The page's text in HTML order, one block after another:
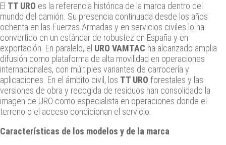
El TT URO es la referencia histórica de la marca dentro del
mundo del camión. Su presencia continuada desde los años
ochenta en las Fuerzas Armadas y en servicios civiles lo ha
convertido en un estándar de robustez en España y en
exportación. En paralelo, el URO VAMTAC ha alcanzado amplia
difusión como plataforma de alta movilidad en operaciones
internacionales, con múltiples variantes de carrocería y
aplicaciones. En el ámbito civil, los TT URO forestales y las
versiones de obra y recogida de residuos han consolidado la
imagen de URO como especialista en operaciones donde el
terreno o el acceso condicionan el servicio.
Características de los modelos y de la marca